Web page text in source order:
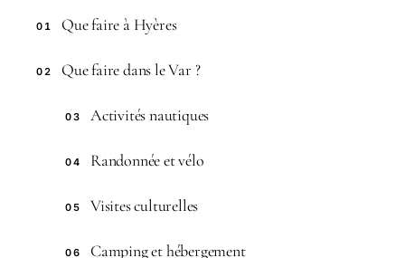
01 Que faire à Hyères
02 Que faire dans le Var ?
03 Activités nautiques
04 Randonnée et vélo
05 Visites culturelles
06 Camping et hébergement